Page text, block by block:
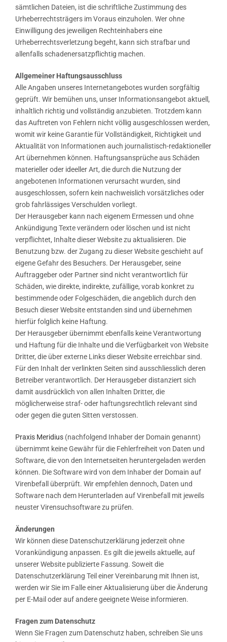
sämtlichen Dateien, ist die schriftliche Zustimmung des
Urheberrechtsträgers im Voraus einzuholen. Wer ohne
Einwilligung des jeweiligen Rechteinhabers eine
Urheberrechtsverletzung begeht, kann sich strafbar und
allenfalls schadenersatzpflichtig machen.
Allgemeiner Haftungsausschluss
Alle Angaben unseres Internetangebotes wurden sorgfältig
geprüft. Wir bemühen uns, unser Informationsangebot aktuell,
inhaltlich richtig und vollständig anzubieten. Trotzdem kann
das Auftreten von Fehlern nicht völlig ausgeschlossen werden,
womit wir keine Garantie für Vollständigkeit, Richtigkeit und
Aktualität von Informationen auch journalistisch-redaktioneller
Art übernehmen können. Haftungsansprüche aus Schäden
materieller oder ideeller Art, die durch die Nutzung der
angebotenen Informationen verursacht wurden, sind
ausgeschlossen, sofern kein nachweislich vorsätzliches oder
grob fahrlässiges Verschulden vorliegt.
Der Herausgeber kann nach eigenem Ermessen und ohne
Ankündigung Texte verändern oder löschen und ist nicht
verpflichtet, Inhalte dieser Website zu aktualisieren. Die
Benutzung bzw. der Zugang zu dieser Website geschieht auf
eigene Gefahr des Besuchers. Der Herausgeber, seine
Auftraggeber oder Partner sind nicht verantwortlich für
Schäden, wie direkte, indirekte, zufällige, vorab konkret zu
bestimmende oder Folgeschäden, die angeblich durch den
Besuch dieser Website entstanden sind und übernehmen
hierfür folglich keine Haftung.
Der Herausgeber übernimmt ebenfalls keine Verantwortung
und Haftung für die Inhalte und die Verfügbarkeit von Website
Dritter, die über externe Links dieser Website erreichbar sind.
Für den Inhalt der verlinkten Seiten sind ausschliesslich deren
Betreiber verantwortlich. Der Herausgeber distanziert sich
damit ausdrücklich von allen Inhalten Dritter, die
möglicherweise straf- oder haftungsrechtlich relevant sind
oder gegen die guten Sitten verstossen.
Praxis Meridius (nachfolgend Inhaber der Domain genannt)
übernimmt keine Gewähr für die Fehlerfreiheit von Daten und
Software, die von den Internetseiten heruntergeladen werden
können. Die Software wird von dem Inhaber der Domain auf
Virenbefall überprüft. Wir empfehlen dennoch, Daten und
Software nach dem Herunterladen auf Virenbefall mit jeweils
neuster Virensuchsoftware zu prüfen.
Änderungen
Wir können diese Datenschutzerklärung jederzeit ohne
Vorankündigung anpassen. Es gilt die jeweils aktuelle, auf
unserer Website publizierte Fassung. Soweit die
Datenschutzerklärung Teil einer Vereinbarung mit Ihnen ist,
werden wir Sie im Falle einer Aktualisierung über die Änderung
per E-Mail oder auf andere geeignete Weise informieren.
Fragen zum Datenschutz
Wenn Sie Fragen zum Datenschutz haben, schreiben Sie uns